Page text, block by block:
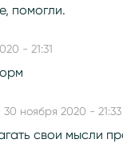
помогли.
- 21:31
30 ноября 2020 - 21:33
свои мысли